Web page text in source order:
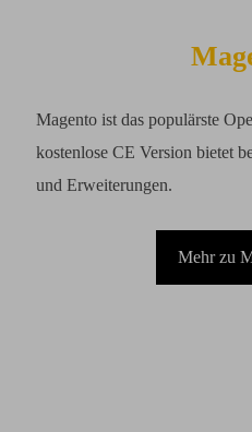
Magento ist das populärste
kostenlose CE Version bietet
und Erweiterungen.
Mehr zu